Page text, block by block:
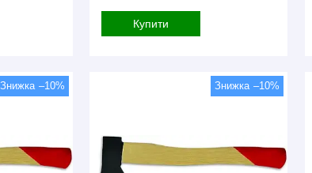
Купити
–10% –10%